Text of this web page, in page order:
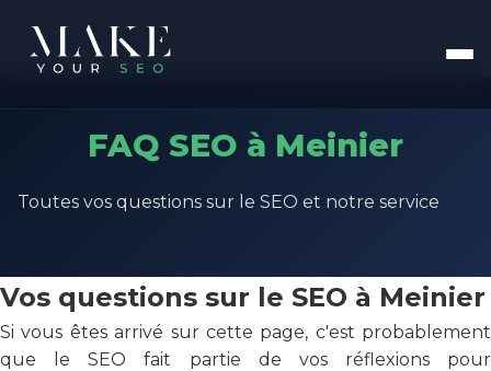
FAQ SEO à Meinier
Toutes vos questions sur le SEO et notre service
Vos questions sur le SEO à Meinier
Si vous êtes arrivé sur cette page, c'est probablement
que le SEO fait partie de vos réflexions pour